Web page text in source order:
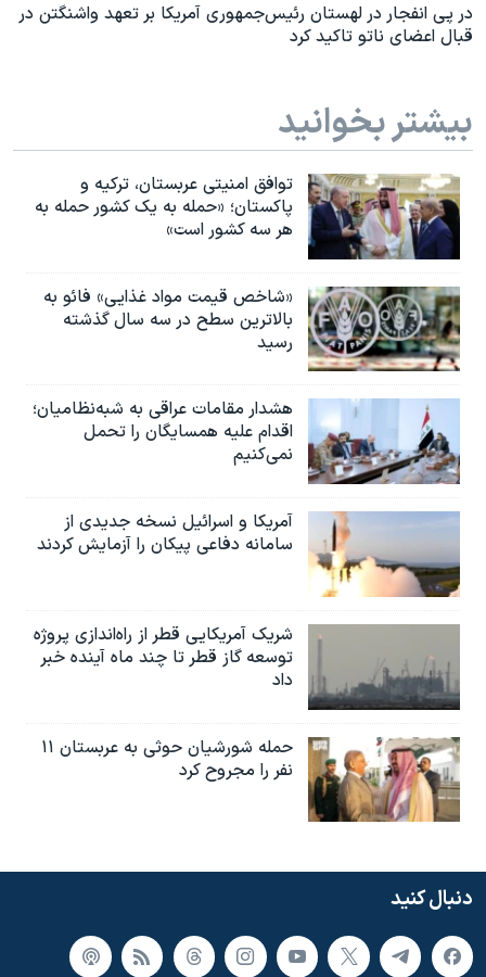
در پی انفجار در لهستان رئیس‌جمهوری آمریکا بر تعهد واشنگتن در
قبال اعضای ناتو تاکید کرد
بیشتر بخوانید
توافق امنیتی عربستان، ترکیه و
پاکستان؛ «حمله به یک کشور حمله به
هر سه کشور است»
«شاخص قیمت مواد غذایی» فائو به
بالاترین سطح در سه سال گذشته
رسید
هشدار مقامات عراقی به شبه‌نظامیان؛
اقدام علیه همسایگان را تحمل
نمی‌کنیم
آمریکا و اسرائیل نسخه جدیدی از
سامانه دفاعی پیکان را آزمایش کردند
شریک آمریکایی قطر از راه‌اندازی پروژه
توسعه گاز قطر تا چند ماه آینده خبر
داد
حمله شورشیان حوثی به عربستان ۱۱
نفر را مجروح کرد
دنبال کنید